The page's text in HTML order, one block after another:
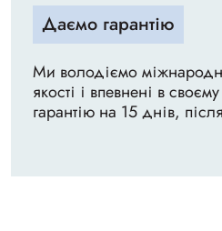
Даємо гарантію
Ми володіємо
якості і впевнені в
гарантію на 15 днів,